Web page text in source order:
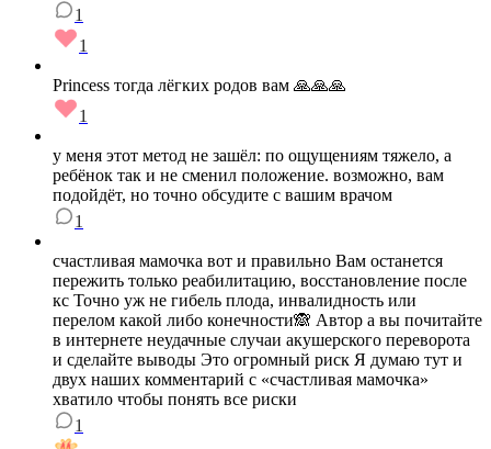
1
1
Princess тогда лёгких родов вам 🙏🙏🙏
1
у меня этот метод не зашёл: по ощущениям тяжело, а
ребёнок так и не сменил положение. возможно, вам
подойдёт, но точно обсудите с вашим врачом
1
счастливая мамочка вот и правильно Вам останется
пережить только реабилитацию, восстановление после
кс Точно уж не гибель плода, инвалидность или
перелом какой либо конечности🙈 Автор а вы почитайте
в интернете неудачные случаи акушерского переворота
и сделайте выводы Это огромный риск Я думаю тут и
двух наших комментарий с «счастливая мамочка»
хватило чтобы понять все риски
1